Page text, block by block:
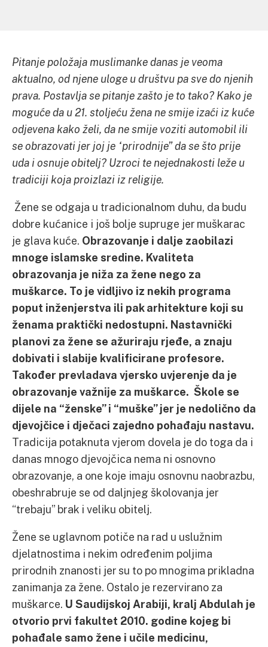
Pitanje položaja muslimanke danas je veoma
aktualno, od njene uloge u društvu pa sve do njenih
prava. Postavlja se pitanje zašto je to tako? Kako je
moguće da u 21. stoljeću žena ne smije izaći iz kuće
odjevena kako želi, da ne smije voziti automobil ili
se obrazovati jer joj je “prirodnije” da se što prije
uda i osnuje obitelj? Uzroci te nejednakosti leže u
tradiciji koja proizlazi iz religije.
Žene se odgaja u tradicionalnom duhu, da budu
dobre kućanice i još bolje supruge jer muškarac
je glava kuće. Obrazovanje i dalje zaobilazi
mnoge islamske sredine. Kvaliteta
obrazovanja je niža za žene nego za
muškarce. To je vidljivo iz nekih programa
poput inženjerstva ili pak arhitekture koji su
ženama praktički nedostupni. Nastavnički
planovi za žene se ažuriraju rjeđe, a znaju
dobivati i slabije kvalificirane profesore.
Također prevladava vjersko uvjerenje da je
obrazovanje važnije za muškarce. Škole se
dijele na “ženske” i “muške” jer je nedolično da
djevojčice i dječaci zajedno pohađaju nastavu.
Tradicija potaknuta vjerom dovela je do toga da i
danas mnogo djevojčica nema ni osnovno
obrazovanje, a one koje imaju osnovnu naobrazbu,
obeshrabruje se od daljnjeg školovanja jer
“trebaju” brak i veliku obitelj.
Žene se uglavnom potiče na rad u uslužnim
djelatnostima i nekim određenim poljima
prirodnih znanosti jer su to po mnogima prikladna
zanimanja za žene. Ostalo je rezervirano za
muškarce. U Saudijskoj Arabiji, kralj Abdulah je
otvorio prvi fakultet 2010. godine kojeg bi
pohađale samo žene i učile medicinu,